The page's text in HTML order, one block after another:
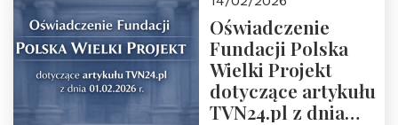
Oświadczenie
Fundacji Polska
Wielki Projekt
dotyczące artykułu
TVN24.pl z dnia